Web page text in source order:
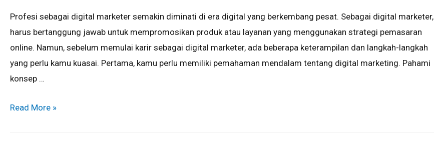
Profesi sebagai digital marketer semakin diminati di era digital yang berkembang pesat. Sebagai digital marketer,
harus bertanggung jawab untuk mempromosikan produk atau layanan yang menggunakan strategi pemasaran
online. Namun, sebelum memulai karir sebagai digital marketer, ada beberapa keterampilan dan langkah-langkah
yang perlu kamu kuasai. Pertama, kamu perlu memiliki pemahaman mendalam tentang digital marketing. Pahami
konsep …
Read More »